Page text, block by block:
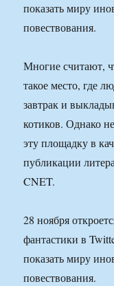
показать миру
повествования.
Многие считают,
такое место, где
завтрак и
котиков. Однако
эту площадку в
публикации
CNET.
28 ноября
фантастики в
показать миру
повествования.